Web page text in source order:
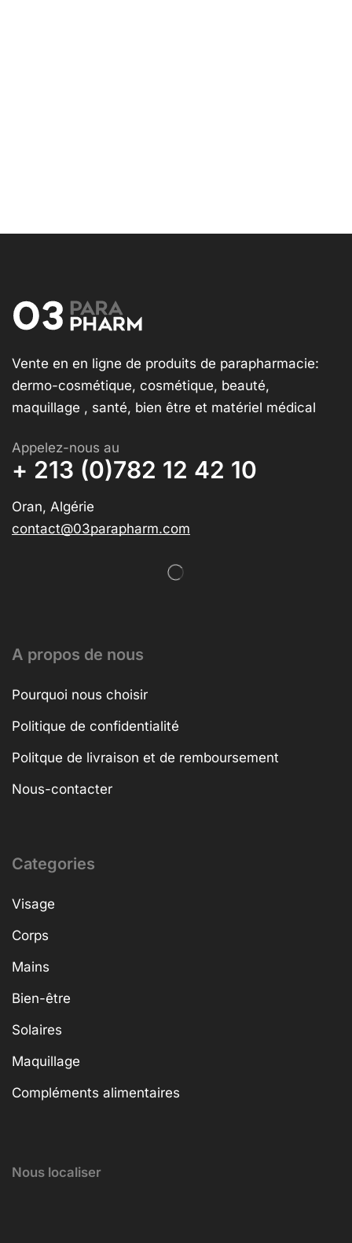
Vente en en ligne de produits de parapharmacie:
dermo-cosmétique, cosmétique, beauté,
maquillage , santé, bien être et matériel médical
Appelez-nous au
+ 213 (0)782 12 42 10
Oran, Algérie
contact@03parapharm.com
A propos de nous
Pourquoi nous choisir
Politique de confidentialité
Politque de livraison et de remboursement
Nous-contacter
Categories
Visage
Corps
Mains
Bien-être
Solaires
Maquillage
Compléments alimentaires
Nous localiser